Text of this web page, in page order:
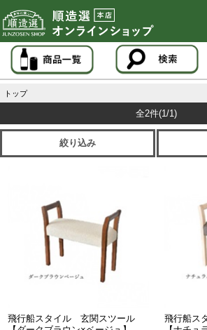
トップ
全2件(1/1)
絞り込み
飛行船スタイル 玄関スツール
飛行船ス